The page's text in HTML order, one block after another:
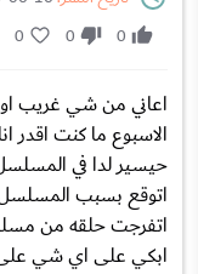
0
0
0
اعاني من شي غريب
الاسبوع ما كنت اقدر
حيسير لدا في
اتوقع بسبب
اتفرجت حلقه من
ابكي على اي شي